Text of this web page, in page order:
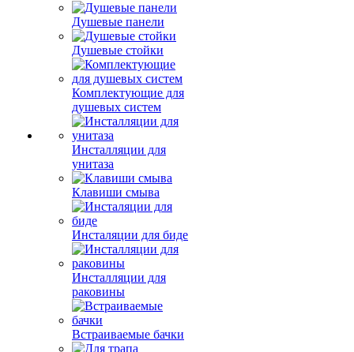
Душевые панели
Душевые стойки
Комплектующие для
душевых систем
Инсталляции для
унитаза
Клавиши смыва
Инсталяции для биде
Инсталляции для
раковины
Встраиваемые бачки